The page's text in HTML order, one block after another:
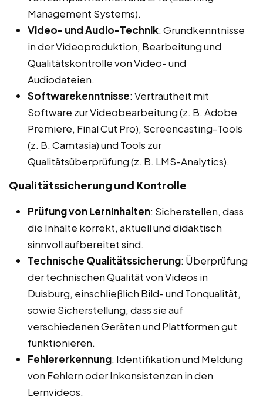
Management Systems).
Video- und Audio-Technik: Grundkenntnisse
in der Videoproduktion, Bearbeitung und
Qualitätskontrolle von Video- und
Audiodateien.
Softwarekenntnisse: Vertrautheit mit
Software zur Videobearbeitung (z. B. Adobe
Premiere, Final Cut Pro), Screencasting-Tools
(z. B. Camtasia) und Tools zur
Qualitätsüberprüfung (z. B. LMS-Analytics).
Qualitätssicherung und Kontrolle
Prüfung von Lerninhalten: Sicherstellen, dass
die Inhalte korrekt, aktuell und didaktisch
sinnvoll aufbereitet sind.
Technische Qualitätssicherung: Überprüfung
der technischen Qualität von Videos in
Duisburg, einschließlich Bild- und Tonqualität,
sowie Sicherstellung, dass sie auf
verschiedenen Geräten und Plattformen gut
funktionieren.
Fehlererkennung: Identifikation und Meldung
von Fehlern oder Inkonsistenzen in den
Lernvideos.